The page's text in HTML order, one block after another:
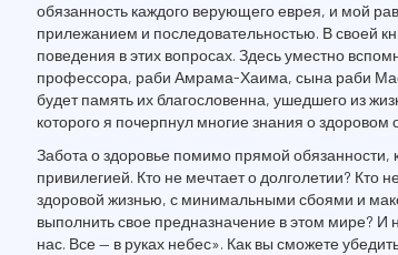
обязанность каждого верующего еврея, и мой
прилежанием и последовательностью. В своей
поведения в этих вопросах. Здесь уместно
профессора, раби Амрама-Хаима, сына раби
будет память их благословенна, ушедшего из
которого я почерпнул многие знания о здоровом
Забота о здоровье помимо прямой обязанности,
привилегией. Кто не мечтает о долголетии? Кто
здоровой жизнью, с минимальными сбоями и
выполнить свое предназначение в этом мире? И
нас. Все — в руках небес». Как вы сможете